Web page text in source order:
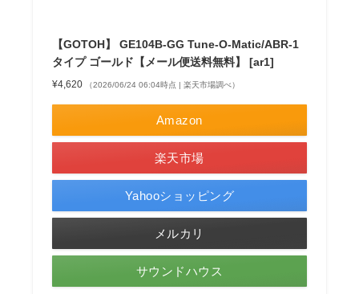
【GOTOH】 GE104B-GG Tune-O-Matic/ABR-1
タイプ ゴールド【メール便送料無料】 [ar1]
¥4,620 （2026/06/24 06:04時点 | 楽天市場調べ）
Amazon
楽天市場
Yahooショッピング
メルカリ
サウンドハウス